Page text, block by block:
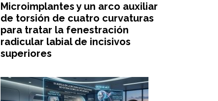
Microimplantes y un arco auxiliar
de torsión de cuatro curvaturas
para tratar la fenestración
radicular labial de incisivos
superiores